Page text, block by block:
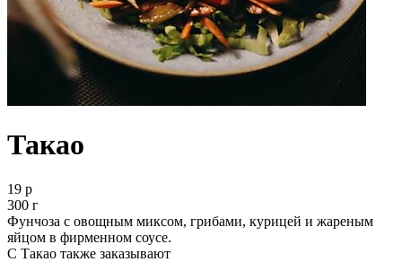
Такао
19 р
300 г
Фунчоза с овощным миксом, грибами, курицей и жареным
яйцом в фирменном соусе.
С Такао также заказывают